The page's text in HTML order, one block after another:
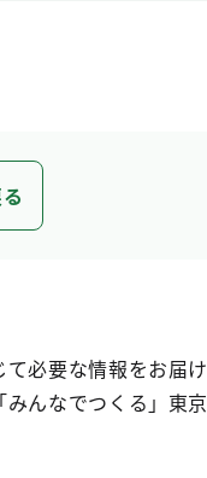
必要な情報をお届け
んなでつくる」東京